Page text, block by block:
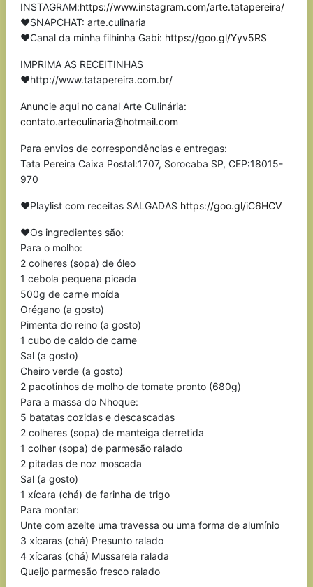
INSTAGRAM:https://www.instagram.com/arte.tatapereira/
❤SNAPCHAT: arte.culinaria
❤Canal da minha filhinha Gabi: https://goo.gl/Yyv5RS
IMPRIMA AS RECEITINHAS
❤http://www.tatapereira.com.br/
Anuncie aqui no canal Arte Culinária:
contato.arteculinaria@hotmail.com
Para envios de correspondências e entregas:
Tata Pereira Caixa Postal:1707, Sorocaba SP, CEP:18015-
970
❤Playlist com receitas SALGADAS https://goo.gl/iC6HCV
❤Os ingredientes são:
Para o molho:
2 colheres (sopa) de óleo
1 cebola pequena picada
500g de carne moída
Orégano (a gosto)
Pimenta do reino (a gosto)
1 cubo de caldo de carne
Sal (a gosto)
Cheiro verde (a gosto)
2 pacotinhos de molho de tomate pronto (680g)
Para a massa do Nhoque:
5 batatas cozidas e descascadas
2 colheres (sopa) de manteiga derretida
1 colher (sopa) de parmesão ralado
2 pitadas de noz moscada
Sal (a gosto)
1 xícara (chá) de farinha de trigo
Para montar:
Unte com azeite uma travessa ou uma forma de alumínio
3 xícaras (chá) Presunto ralado
4 xícaras (chá) Mussarela ralada
Queijo parmesão fresco ralado